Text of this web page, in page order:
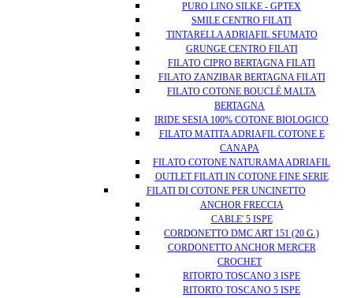
PURO LINO SILKE - GPTEX
SMILE CENTRO FILATI
TINTARELLA ADRIAFIL SFUMATO
GRUNGE CENTRO FILATI
FILATO CIPRO BERTAGNA FILATI
FILATO ZANZIBAR BERTAGNA FILATI
FILATO COTONE BOUCLÈ MALTA
BERTAGNA
IRIDE SESIA 100% COTONE BIOLOGICO
FILATO MATITA ADRIAFIL COTONE E
CANAPA
FILATO COTONE NATURAMA ADRIAFIL
OUTLET FILATI IN COTONE FINE SERIE
FILATI DI COTONE PER UNCINETTO
ANCHOR FRECCIA
CABLE' 5 ISPE
CORDONETTO DMC ART 151 (20 G.)
CORDONETTO ANCHOR MERCER
CROCHET
RITORTO TOSCANO 3 ISPE
RITORTO TOSCANO 5 ISPE